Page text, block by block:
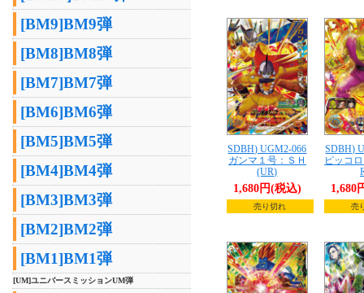
[BM9]BM9弾
[BM8]BM8弾
[BM7]BM7弾
[BM6]BM6弾
[BM5]BM5弾
[BM4]BM4弾
[BM3]BM3弾
[BM2]BM2弾
[BM1]BM1弾
[UM]ユニバースミッションUM弾
SDBH) UGM2-066
ガンマ１号：ＳＨ
(UR)
1,680円(税込)
売り切れ
SDBH)
ピッコ
1,680
売